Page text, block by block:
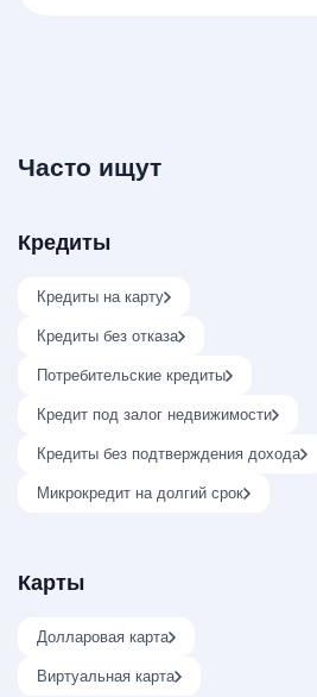
Часто ищут
Кредиты
Кредиты на карту
Кредиты без отказа
Потребительские кредиты
Кредит под залог недвижимости
Кредиты без подтверждения дохода
Микрокредит на долгий срок
Карты
Долларовая карта
Виртуальная карта